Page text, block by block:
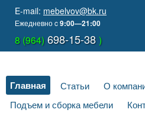
E-mail: mebelvov@bk.ru
Ежедневноc9:00—21:00
8 (964) 698-15-38)
Главная Статьи О
Подъем и сборка мебели